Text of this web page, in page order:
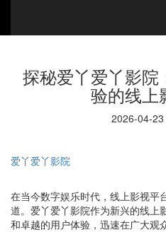
探秘爱丫爱丫影
验的线上
2026-04-
爱丫爱丫影院
在当今数字娱乐时代，线上影视平
道。爱丫爱丫影院作为新兴的线上
和卓越的用户体验，迅速在广大观